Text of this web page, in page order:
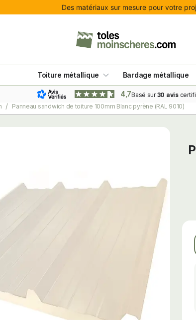
Des matériaux sur mesure pour votre
Toiture métallique Bardage métallique
4,7Basé sur30 avis
Panneau sandwich de toiture 100mm Blanc pyrène (RAL 9010)